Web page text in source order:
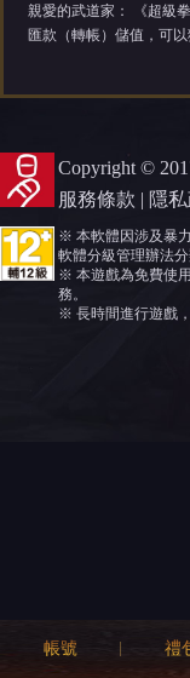
親愛的武道家： 《超級拳霸霸》大額匯款優惠大放送！玩《超級拳霸霸》使用
匯款（轉帳）儲值，可以獲得更加豐
Copyright ©
服務條款 | 隱
※ 本軟體因涉及暴
軟體分級管理辦法分
※ 本遊戲為免費使
務。
※ 長時間進行遊戲
帳號 禮